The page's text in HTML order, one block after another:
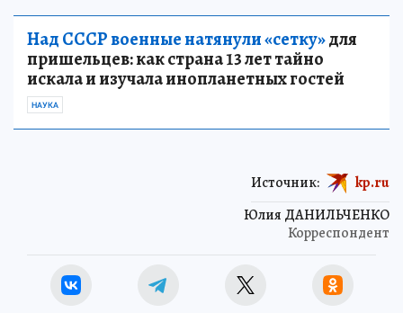
Над СССР военные натянули «сетку»для
пришельцев: как страна 13 лет тайно
искала и изучала инопланетных гостей
НАУКА
Юлия ДАНИЛЬЧЕНКО
Корреспондент
Источник: kp.ru